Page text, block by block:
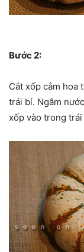
Bước 2:
Cắt xốp cắm hoa
trái bí. Ngâm
xốp vào trong trái